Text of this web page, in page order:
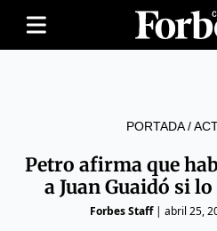
PORTADA/
Petro afirma que
a Juan Guaidó si
Forbes Staff| abril 25,